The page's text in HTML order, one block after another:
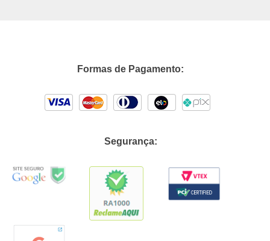
Formas de Pagamento:
Segurança: